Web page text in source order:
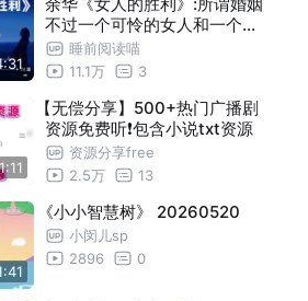
不过一个可怜的女人和一个狡
猾的男人。
睡前阅读喵
11.1万
3
【无偿分享】500+热门广播剧
资源免费听❗包含小说txt资源
资源分享free
2.5万
13
《小小智慧树》 20260520
小闵儿sp
2896
0